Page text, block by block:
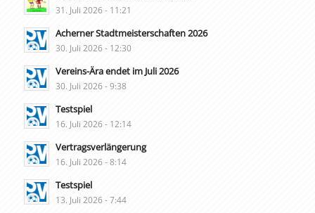
31. Juli 2026 - 11:21
Acherner Stadtmeisterschaften 2026
30. Juli 2026 - 12:30
Vereins-Ära endet im Juli 2026
30. Juli 2026 - 9:38
Testspiel
16. Juli 2026 - 12:14
Vertragsverlängerung
16. Juli 2026 - 8:14
Testspiel
13. Juli 2026 - 7:44